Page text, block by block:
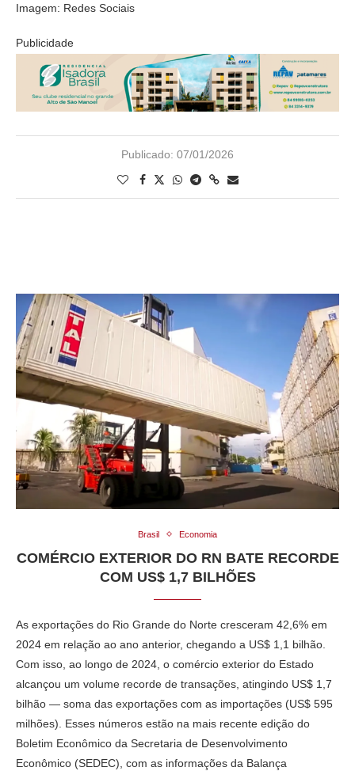
Imagem: Redes Sociais
Publicidade
Publicado: 07/01/2026
Brasil Economia
COMÉRCIO EXTERIOR DO RN BATE RECORDE
COM US$ 1,7 BILHÕES
As exportações do Rio Grande do Norte cresceram 42,6% em
2024 em relação ao ano anterior, chegando a US$ 1,1 bilhão.
Com isso, ao longo de 2024, o comércio exterior do Estado
alcançou um volume recorde de transações, atingindo US$ 1,7
bilhão — soma das exportações com as importações (US$ 595
milhões). Esses números estão na mais recente edição do
Boletim Econômico da Secretaria de Desenvolvimento
Econômico (SEDEC), com as informações da Balança